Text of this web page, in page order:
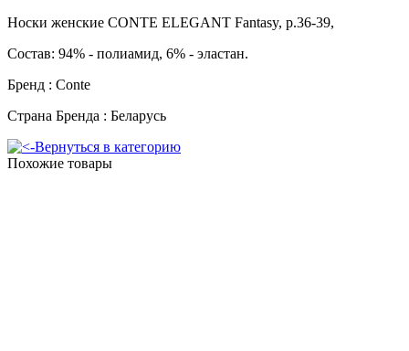
Носки женские CONTE ELEGANT Fantasy, р.36-39,
Состав: 94% - полиамид, 6% - эластан.
Бренд : Conte
Cтрана Бренда : Беларусь
Вернуться в категорию
Похожие товары